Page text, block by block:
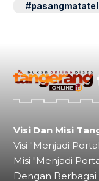
Visi Dan Misi
Visi "Menjadi
Misi "Menjadi
Dengan